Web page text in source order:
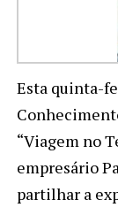
Esta quinta-
“Viagem no
empresário
partilhar a